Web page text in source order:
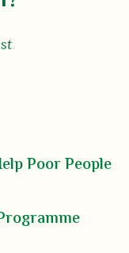
Poor People